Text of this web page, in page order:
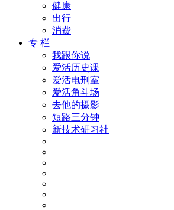
健康
出行
消费
专 栏
我跟你说
爱活历史课
爱活电刑室
爱活角斗场
去他的摄影
短路三分钟
新技术研习社